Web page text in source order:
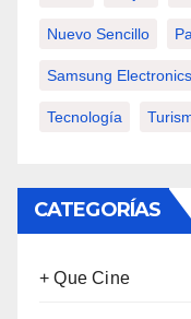
Nuevo Sencillo
Samsung Electronics
Tecnología
CATEGORÍAS
+ Que Cine